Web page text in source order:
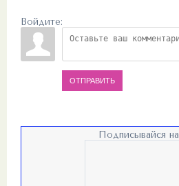
Войдите:
ОТПРАВИТЬ
Подписывайся на